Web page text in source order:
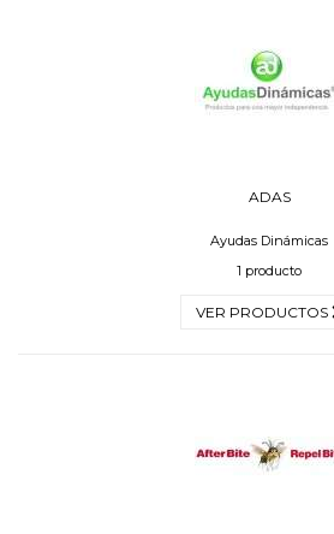
ADAS
Ayudas Dinámicas
1 producto
VER PRODUCTOS